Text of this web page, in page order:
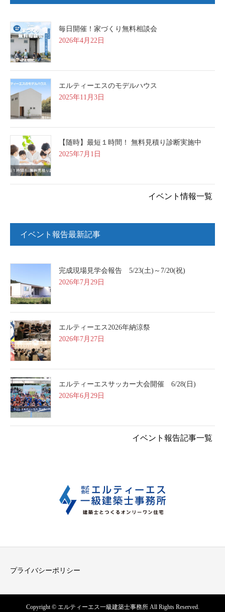
毎日開催！家づくり無料相談会
2026年4月22日
エルティーエスのモデルハウス
2025年11月3日
【随時】最短１時間！ 無料見積り診断実施中
2025年7月1日
イベント情報一覧
イベント報告最新記事
完成現場見学会報告 5/23(土)～7/20(祝)
2026年7月29日
エルティーエス2026年納涼祭
2026年7月27日
エルティーエスサッカー大会開催 6/28(日)
2026年6月29日
イベント報告記事一覧
プライバシーポリシー
Copyright © エルティーエス一級建築士事務所 All Rights Reserved.